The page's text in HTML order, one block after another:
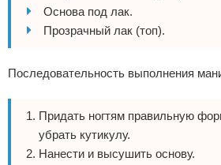
Основа под лак.
Прозрачный лак (топ).
Последовательность выполнения
Придать ногтям правильную
убрать кутикулу.
Нанести и высушить основу.